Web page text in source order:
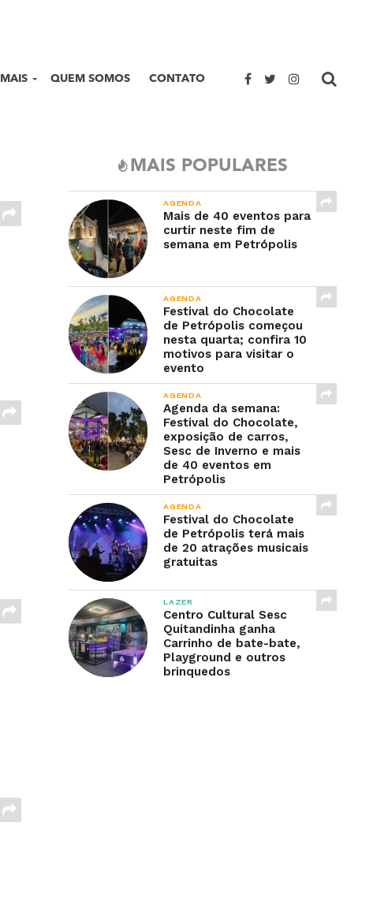
MAIS QUEM SOMOS CONTATO
MAIS POPULARES
AGENDA
Mais de 40 eventos para
curtir neste fim de
semana em Petrópolis
AGENDA
Festival do Chocolate
de Petrópolis começou
nesta quarta; confira 10
motivos para visitar o
evento
AGENDA
Agenda da semana:
Festival do Chocolate,
exposição de carros,
Sesc de Inverno e mais
de 40 eventos em
Petrópolis
AGENDA
Festival do Chocolate
de Petrópolis terá mais
de 20 atrações musicais
gratuitas
LAZER
Centro Cultural Sesc
Quitandinha ganha
Carrinho de bate-bate,
Playground e outros
brinquedos